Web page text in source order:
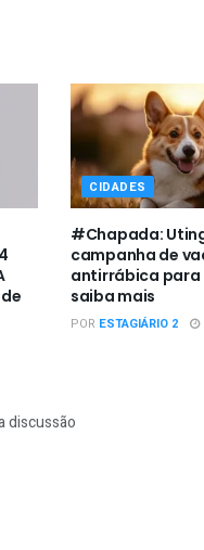
CIDADES
#Chapada:
campanha de
antirrábica para
saiba mais
POR ESTAGIÁRIO 2
discussão